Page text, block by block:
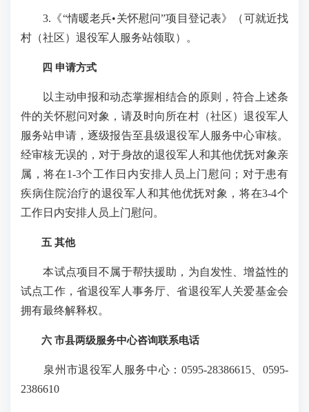
3.《“情暖老兵•关怀慰问”项目登记表》（可就近找
村（社区）退役军人服务站领取）。
四 申请方式
以主动申报和动态掌握相结合的原则，符合上述条
件的关怀慰问对象，请及时向所在村（社区）退役军人
服务站申请，逐级报告至县级退役军人服务中心审核。
经审核无误的，对于身故的退役军人和其他优抚对象亲
属，将在1-3个工作日内安排人员上门慰问；对于患有
疾病住院治疗的退役军人和其他优抚对象，将在3-4个
工作日内安排人员上门慰问。
五 其他
本试点项目不属于帮扶援助，为自发性、增益性的
试点工作，省退役军人事务厅、省退役军人关爱基金会
拥有最终解释权。
六 市县两级服务中心咨询联系电话
泉州市退役军人服务中心：0595-28386615、0595-
2386610